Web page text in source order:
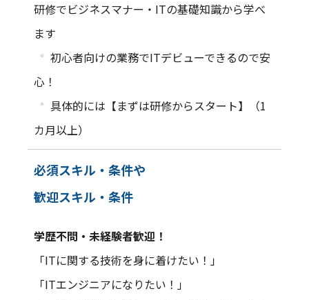
研修でビジネスマナー・ITの基礎知識から学べ
ます
・ 初心者向けの業務でITデビューできるので安
心！
・ 具体的には【まずは研修からスタート】（1
カ月以上）
必須スキル・条件や
歓迎スキル・条件
学歴不問・未経験者歓迎！
「ITに関する技術を身に着けたい！」
「ITエンジニアになりたい！」